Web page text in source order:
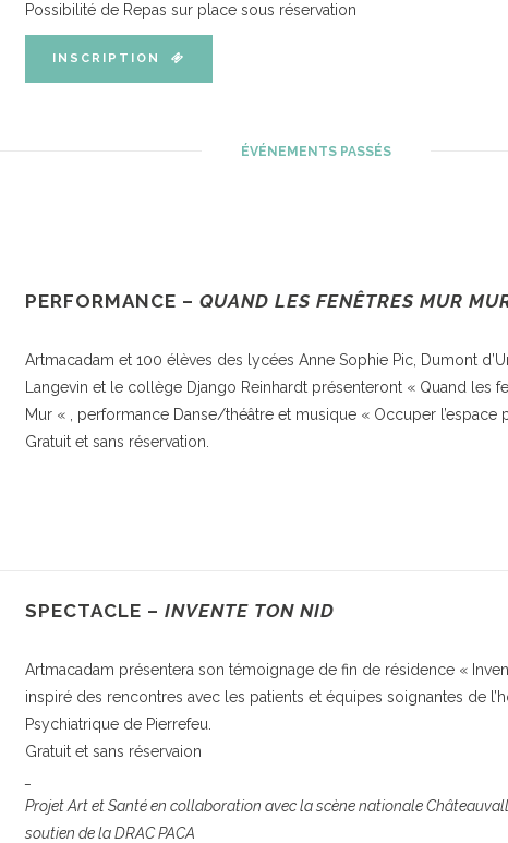
Possibilité de Repas sur place sous réservation
INSCRIPTION
ÉVÉNEMENTS PASSÉS
PERFORMANCE – QUAND LES FENÊTRES MUR
Artmacadam et 100 élèves des lycées Anne Sophie Pic, Dumont
Langevin et le collège Django Reinhardt présenteront « Quand les
Mur « , performance Danse/théâtre et musique « Occuper l’espace
Gratuit et sans réservation.
SPECTACLE – INVENTE TON NID
Artmacadam présentera son témoignage de fin de résidence «
inspiré des rencontres avec les patients et équipes soignantes de
Psychiatrique de Pierrefeu.
Gratuit et sans réservaion
Projet Art et Santé en collaboration avec la scène nationale
soutien de la DRAC PACA